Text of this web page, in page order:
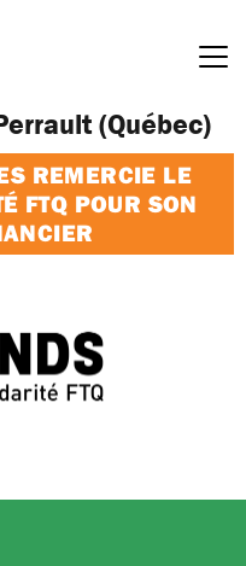
(Québec)
REMERCIE LE
FTQ POUR SON